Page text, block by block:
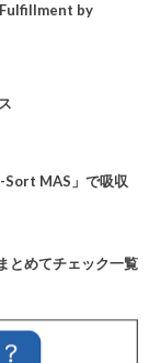
Fulfillment by
Sort MAS」で吸収
とめてチェック一覧